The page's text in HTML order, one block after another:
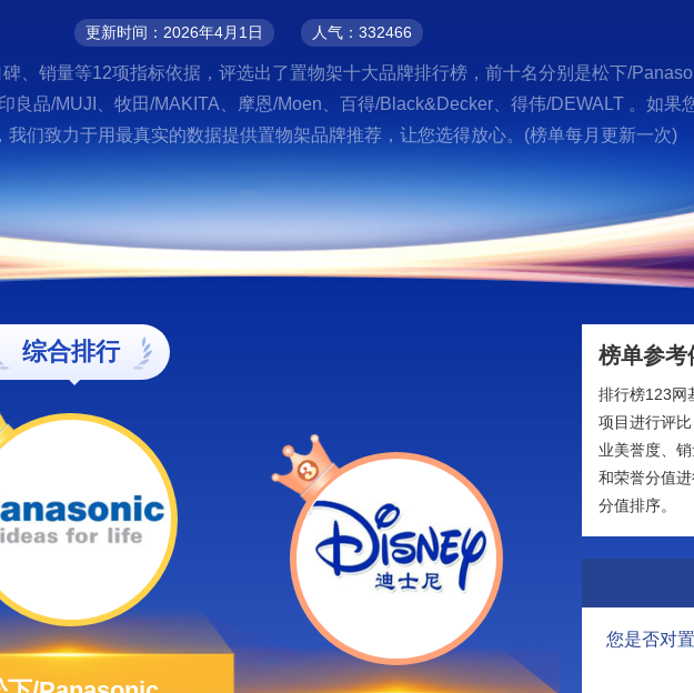
更新时间：2026年4月1日 人气：332466
、销量等12项指标依据，评选出了置物架十大品牌排行榜，前十名分别是松下/
品/MUJI、牧田/MAKITA、摩恩/Moen、百得/Black&Decker、得伟/DEWALT 。如果
们致力于用最真实的数据提供置物架品牌推荐，让您选得放心。(榜单每月更新一次)
综合排行 榜单参考
排行榜123网
项目进行评
业美誉度、
和荣誉分值
分值排序。
您是否对